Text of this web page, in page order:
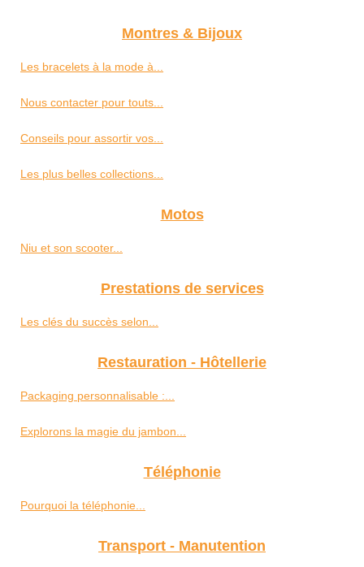
Montres & Bijoux
Les bracelets à la mode à...
Nous contacter pour touts...
Conseils pour assortir vos...
Les plus belles collections...
Motos
Niu et son scooter...
Prestations de services
Les clés du succès selon...
Restauration - Hôtellerie
Packaging personnalisable :...
Explorons la magie du jambon...
Téléphonie
Pourquoi la téléphonie...
Transport - Manutention